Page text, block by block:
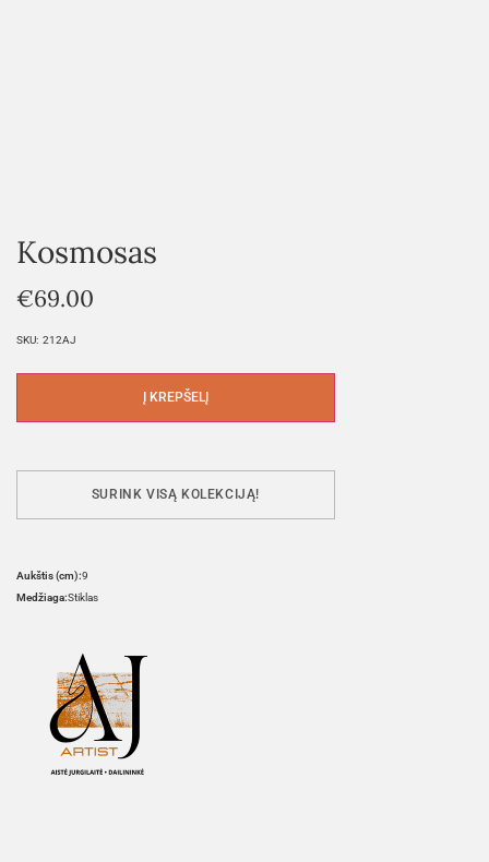
Kosmosas
€69.00
SKU: 212AJ
Į KREPŠELĮ
SURINK VISĄ KOLEKCIJĄ!
Aukštis (cm):9
Medžiaga:Stiklas